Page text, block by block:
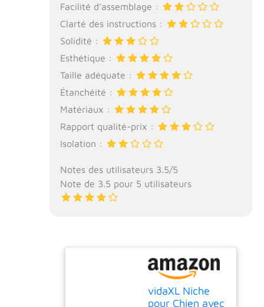
Facilité d’assemblage :
Clarté des instructions :
Solidité :
Esthétique :
Taille adéquate :
Étanchéité :
Matériaux :
Rapport qualité-prix :
Isolation :
Notes des utilisateurs 3.5/5
Note de 3.5 pour 5 utilisateurs
vidaXL Niche
pour Chien avec